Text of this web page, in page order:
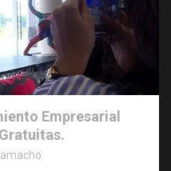
Empresarial